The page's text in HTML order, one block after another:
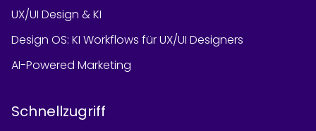
UX/UI Design & KI
Design OS: KI Workflows für UX/UI Designers
AI-Powered Marketing
Schnellzugriff